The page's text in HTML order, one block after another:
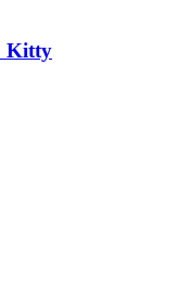
Kitty